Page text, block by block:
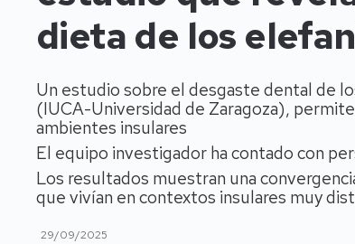
dieta de los
Un estudio sobre el desgaste dental de
(IUCA-Universidad de Zaragoza),
ambientes insulares
El equipo investigador ha contado con
Los resultados muestran una
que vivían en contextos insulares muy
29/09/2025